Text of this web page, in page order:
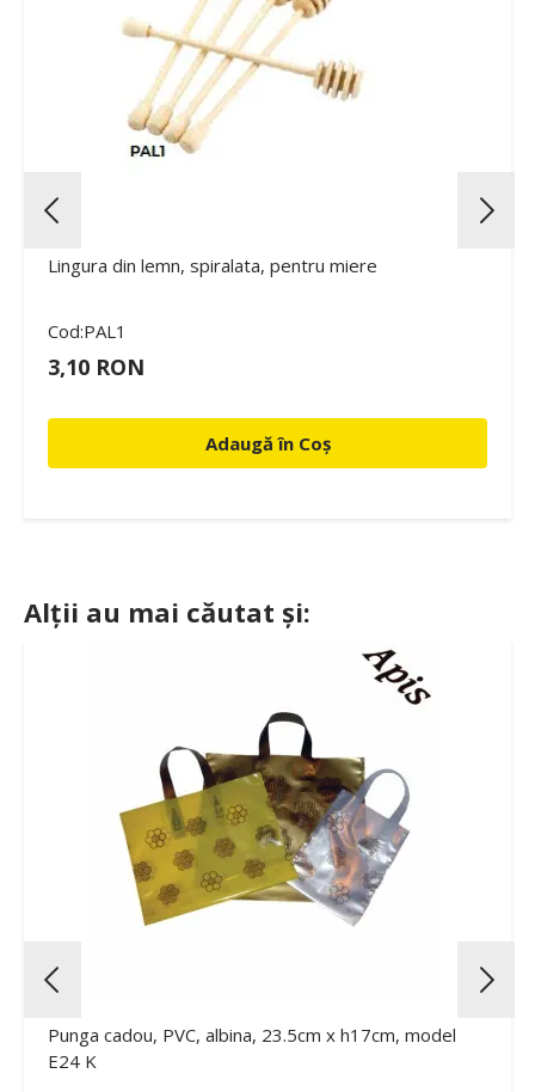
Lingura din lemn, spiralata, pentru miere
Cod:PAL1
3,10 RON
Adaugă în Coș
Alții au mai căutat și:
Punga cadou, PVC, albina, 23.5cm x h17cm, model
E24 K